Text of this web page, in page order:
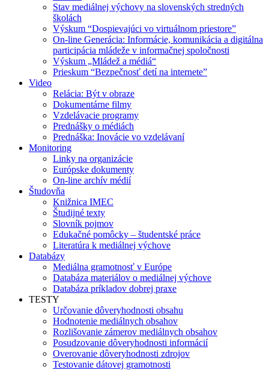
Stav mediálnej výchovy na slovenských stredných
školách
Výskum “Dospievajúci vo virtuálnom priestore”
On-line Generácia: Informácie, komunikácia a digitálna
participácia mládeže v informačnej spoločnosti
Výskum „Mládež a médiá“
Prieskum “Bezpečnosť detí na internete”
Video
Relácia: Být v obraze
Dokumentárne filmy
Vzdelávacie programy
Prednášky o médiách
Prednáška: Inovácie vo vzdelávaní
Monitoring
Linky na organizácie
Európske dokumenty
On-line archív médií
Študovňa
Knižnica IMEC
Študijné texty
Slovník pojmov
Edukačné pomôcky – študentské práce
Literatúra k mediálnej výchove
Databázy
Mediálna gramotnosť v Európe
Databáza materiálov o mediálnej výchove
Databáza príkladov dobrej praxe
TESTY
Určovanie dôveryhodnosti obsahu
Hodnotenie mediálnych obsahov
Rozlišovanie zámerov mediálnych obsahov
Posudzovanie dôveryhodnosti informácií
Overovanie dôveryhodnosti zdrojov
Testovanie dátovej gramotnosti